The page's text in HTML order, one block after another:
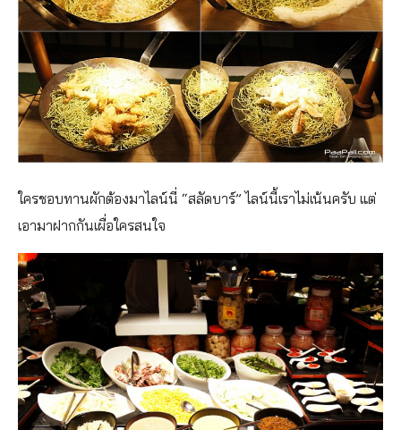
ใครชอบทานผักต้องมาไลน์นี่ “สลัดบาร์” ไลน์นี้เราไม่เน้นครับ แต่
เอามาฝากกันเผื่อใครสนใจ